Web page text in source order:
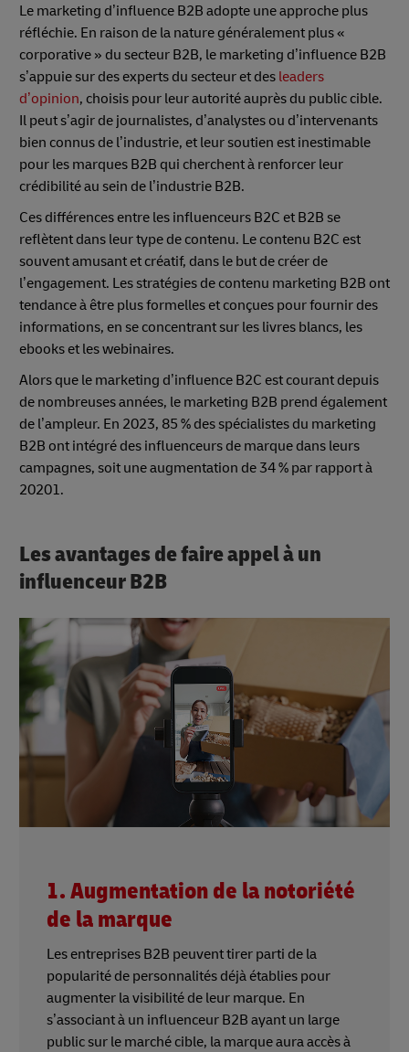
Le marketing d’influence B2B adopte une approche plus
réfléchie. En raison de la nature généralement plus «
corporative » du secteur B2B, le marketing d’influence B2B
s’appuie sur des experts du secteur et des leaders
d’opinion, choisis pour leur autorité auprès du public cible.
Il peut s’agir de journalistes, d’analystes ou d’intervenants
bien connus de l’industrie, et leur soutien est inestimable
pour les marques B2B qui cherchent à renforcer leur
crédibilité au sein de l’industrie B2B.
Ces différences entre les influenceurs B2C et B2B se
reflètent dans leur type de contenu. Le contenu B2C est
souvent amusant et créatif, dans le but de créer de
l’engagement. Les stratégies de contenu marketing B2B ont
tendance à être plus formelles et conçues pour fournir des
informations, en se concentrant sur les livres blancs, les
ebooks et les webinaires.
Alors que le marketing d’influence B2C est courant depuis
de nombreuses années, le marketing B2B prend également
de l’ampleur. En 2023, 85 % des spécialistes du marketing
B2B ont intégré des influenceurs de marque dans leurs
campagnes, soit une augmentation de 34 % par rapport à
20201.
Les avantages de faire appel à un
influenceur B2B
1. Augmentation de la notoriété
de la marque
Les entreprises B2B peuvent tirer parti de la
popularité de personnalités déjà établies pour
augmenter la visibilité de leur marque. En
s’associant à un influenceur B2B ayant un large
public sur le marché cible, la marque aura accès à